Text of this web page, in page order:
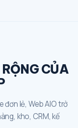
CỦA
đơn lẻ, Web AIO trở
kho, CRM, kế